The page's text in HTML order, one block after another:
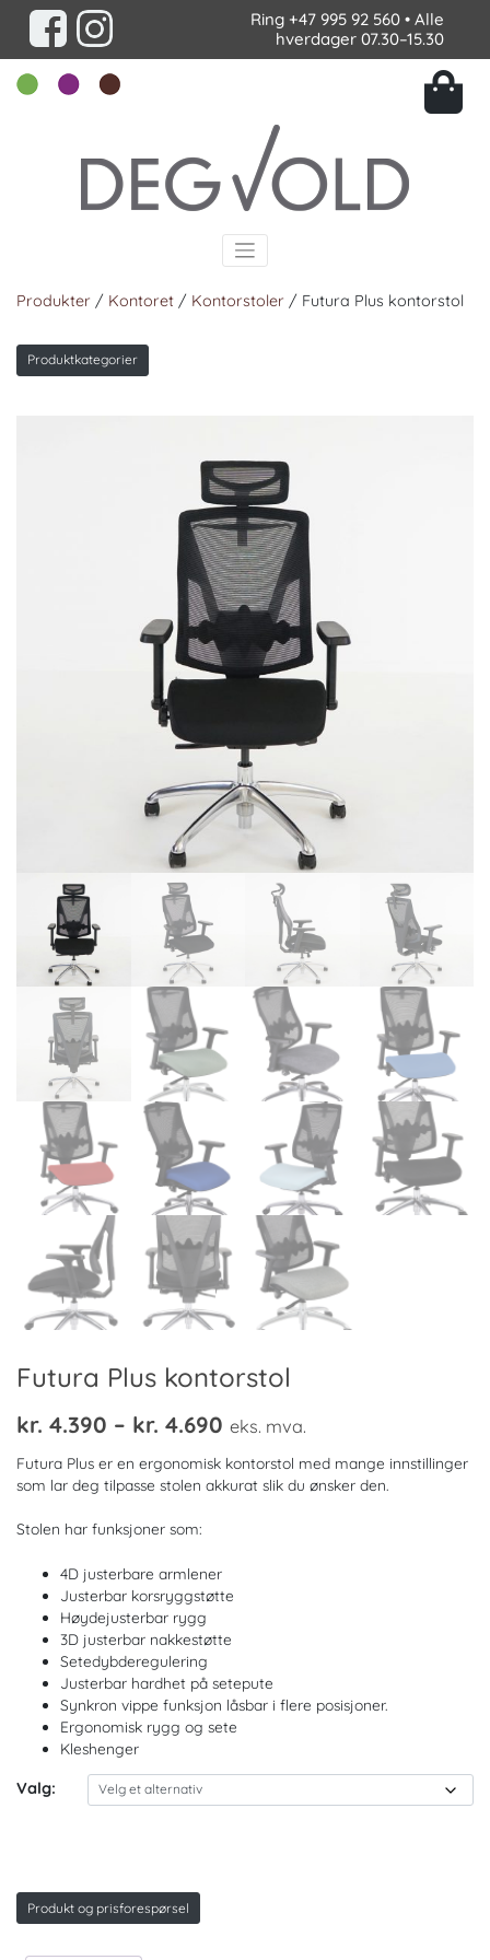
Ring +47 995 92 560 • Alle
hverdager 07.30–15.30
Produkter / Kontoret / Kontorstoler / Futura Plus kontorstol
Produktkategorier
Futura Plus kontorstol
kr. 4.390 – kr. 4.690 Prisområde:
kr. 4.390
til
eks. mva.
Futura Plus er en ergonomisk kontorstol med mange innstillinger
som lar deg tilpasse stolen akkurat slik du ønsker den.
Stolen har funksjoner som:
4D justerbare armlener
Justerbar korsryggstøtte
Høydejusterbar rygg
3D justerbar nakkestøtte
Setedybderegulering
Justerbar hardhet på setepute
Synkron vippe funksjon låsbar i flere posisjoner.
Ergonomisk rygg og sete
Kleshenger
Valg:
Produkt og prisforespørsel